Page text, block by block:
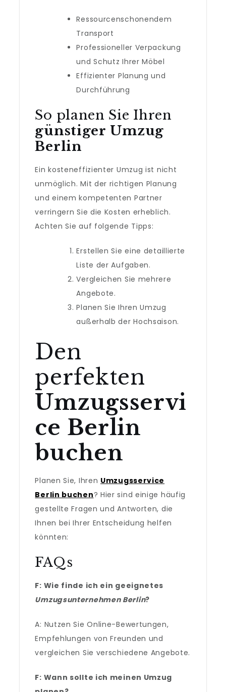
Ressourcenschonendem
Transport
Professioneller Verpackung
und Schutz Ihrer Möbel
Effizienter Planung und
Durchführung
So planen Sie Ihren
günstiger Umzug
Berlin
Ein kosteneffizienter Umzug ist nicht
unmöglich. Mit der richtigen Planung
und einem kompetenten Partner
verringern Sie die Kosten erheblich.
Achten Sie auf folgende Tipps:
Erstellen Sie eine detaillierte
Liste der Aufgaben.
Vergleichen Sie mehrere
Angebote.
Planen Sie Ihren Umzug
außerhalb der Hochsaison.
Den
perfekten
Umzugsservi
ce Berlin
buchen
Planen Sie, Ihren Umzugsservice
Berlin buchen? Hier sind einige häufig
gestellte Fragen und Antworten, die
Ihnen bei Ihrer Entscheidung helfen
könnten:
FAQs
F: Wie finde ich ein geeignetes
Umzugsunternehmen Berlin?
A: Nutzen Sie Online-Bewertungen,
Empfehlungen von Freunden und
vergleichen Sie verschiedene Angebote.
F: Wann sollte ich meinen Umzug